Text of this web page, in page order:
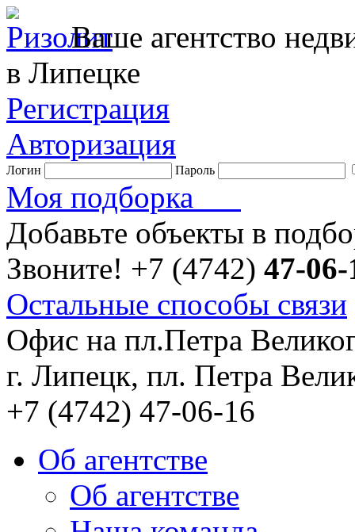
Ваше агентство
в Липецке
Регистрация
Авторизация
Логин Пароль
Моя подборка
Добавьте объекты в
Звоните! +7 (4742) 47-06-
Остальные способы связи
Офис на пл.Петра
г. Липецк, пл. Петра
+7 (4742) 47-06-16
Об агентстве
Об агентстве